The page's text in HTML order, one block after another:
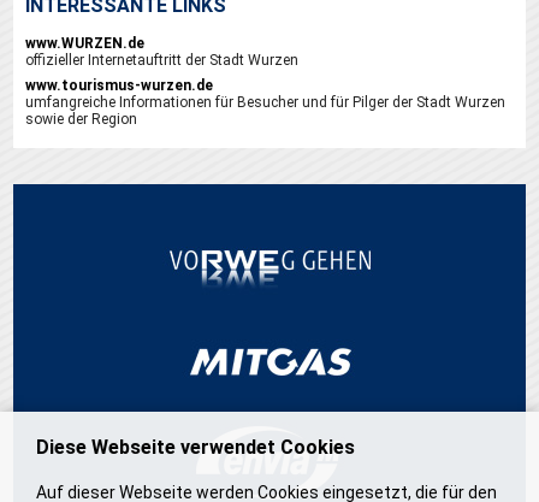
INTERESSANTE LINKS
www.WURZEN.de
offizieller Internetauftritt der Stadt Wurzen
www.tourismus-wurzen.de
umfangreiche Informationen für Besucher und für Pilger der Stadt Wurzen
sowie der Region
Diese Webseite verwendet Cookies
Auf dieser Webseite werden Cookies eingesetzt, die für den